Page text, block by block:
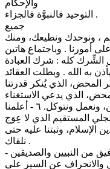
والإحكام
التوحيد فالنبوَّة فالجزاء .
جميع
، ونوحدك ونطيعك، ومنك
أمورنا . وباجتماع هاتين
الشِّرك كله : شرك العبادة
به الله . وبطلت العقائد
المحض، الذي يُنكر قدرتنا
الذي يدعي الاستغناء
عن معونة ربنا، فنحن نعبد ونستعين، ونعمل ونتوكل. ٦ - أعلمنا
المستقيم الذي لا عِوَج
الإسلام، وثبتنا عليه حتى
نلقاك .
- طريق الذين أنعمت عليهم بالهداية والتوفيق من النبيين والصديقين
والانحراف عن السير على